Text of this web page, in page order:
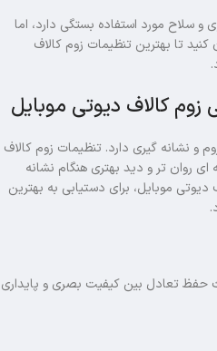
سلاح مورد استفاده بستگی دارد، اما
تا بهترین تنظیمات زوم کالاف
زوم کالاف دیوتی موبایل
نشانه‌ گیری دارد. تنظیمات زوم کالاف
روان تر و دید بهتری هنگام نشانه‌
کند. در آپدیت 2025 کالاف دیوتی موبایل، برای دستیابی به بهترین
تعادل بین کیفیت بصری و پایداری